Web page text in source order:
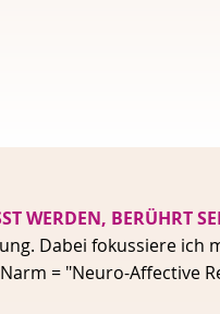
WERDEN, BERÜHRT
Dabei fokussiere ich
= "Neuro-Affective